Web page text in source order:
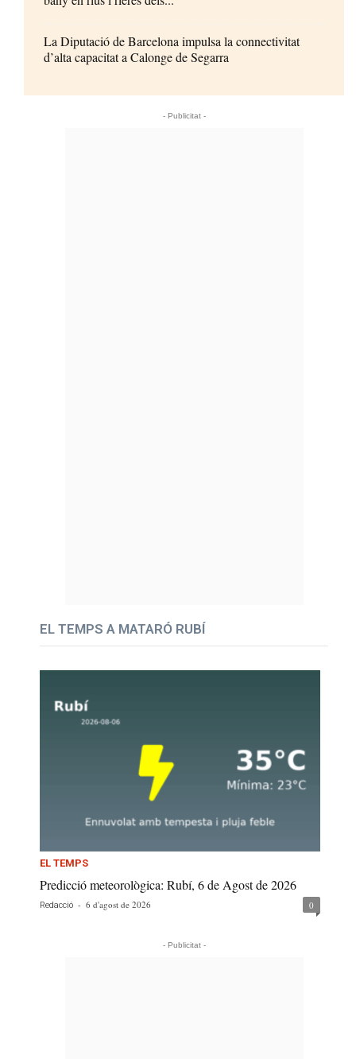
La Diputació de Barcelona impulsa la connectivitat
d’alta capacitat a Calonge de Segarra
- Publicitat -
EL TEMPS A MATARÓ RUBÍ
EL TEMPS
Predicció meteorològica: Rubí, 6 de Agost de 2026
Redacció - 6 d'agost de 2026 0
- Publicitat -